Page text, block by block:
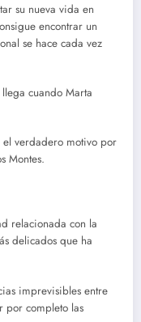
su nueva vida en
encontrar un
se hace cada vez
cuando Marta
el verdadero motivo por
Montes.
relacionada con la
delicados que ha
imprevisibles entre
por completo las